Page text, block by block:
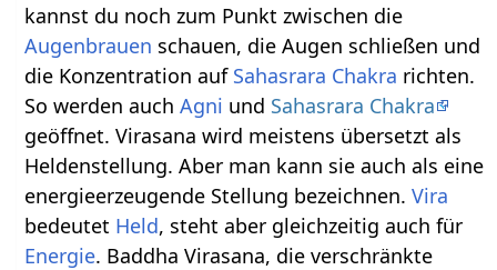
kannst du noch zum Punkt zwischen die
Augenbrauen schauen, die Augen schließen und
die Konzentration auf Sahasrara Chakra richten.
So werden auchAgni und Sahasrara Chakra
geöffnet. Virasana wird meistens übersetzt als
Heldenstellung. Aber man kann sie auch als eine
energieerzeugende Stellung bezeichnen.Vira
bedeutet Held, steht aber gleichzeitig auch für
Energie. Baddha Virasana, die verschränkte